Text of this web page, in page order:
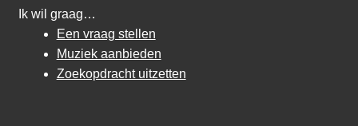
Ik wil graag…
Een vraag stellen
Muziek aanbieden
Zoekopdracht uitzetten